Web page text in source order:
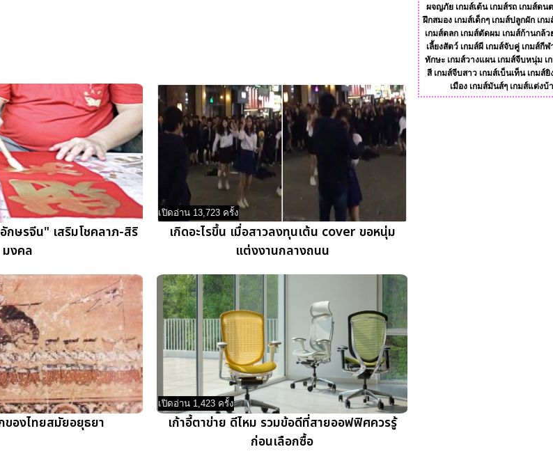
ษรจีน" เสริมโชคลาภ-สิริ
มงคล
เปิดอ่าน 13,723 ครั้ง
เกิดอะไรขึ้น เมื่อสาวลงทุนเต้น cover ขอหนุ่ม
แต่งงานกลางถนน
องไทยสมัยอยุธยา
เปิดอ่าน 1,423 ครั้ง
เก้าอี้ตาข่าย ดีไหม รวมข้อดีที่สายออฟฟิศควรรู้
ก่อนเลือกซื้อ
ผจญภัย เกมส์เต้น เกมส์รถ เกมส์ดน
ฝึกสมอง เกมส์เด็กๆ เกมส์ปลูกผัก เก
เกมส์ตลก เกมส์ตัดผม เกมส์ก้านกล้ว
เลี้ยงสัตว์ เกมส์ผี เกมส์จับคู่ เกมส์กีฬ
ทักษะ เกมส์วางแผน เกมส์จีบหนุ่ม เ
สี เกมส์จีบสาว เกมส์เบ็นเท็น เกมส์ยิ
เมือง เกมส์มันส์ๆ เกมส์แต่งบ้